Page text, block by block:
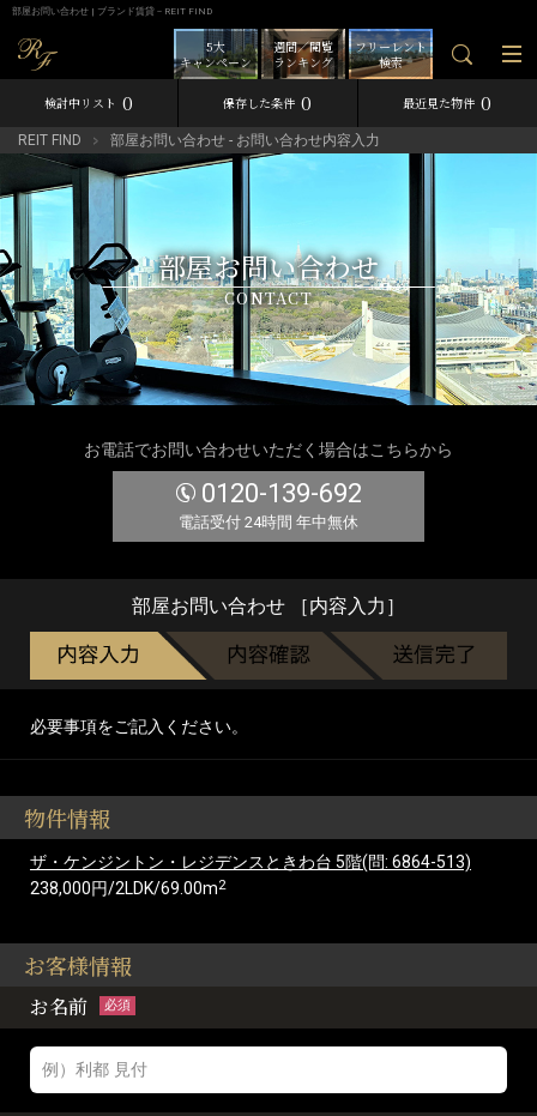
部屋お問い合わせ | ブランド賃貸－REIT FIND
フリーレント
検索
週間／閲覧
ランキング
5大
キャンペーン
検討中リスト 0 保存した条件 0 最近見た物件 0
REIT FIND 部屋お問い合わせ - お問い合わせ内容入力
部屋お問い合わせ
CONTACT
お電話でお問い合わせいただく場合はこちらから
0120-139-692
電話受付 24時間 年中無休
部屋お問い合わせ ［内容入力］
必要事項をご記入ください。
物件情報
ザ・ケンジントン・レジデンスときわ台 5階(問: 6864-513)
238,000円/2LDK/69.00m2
お客様情報
お名前 必須